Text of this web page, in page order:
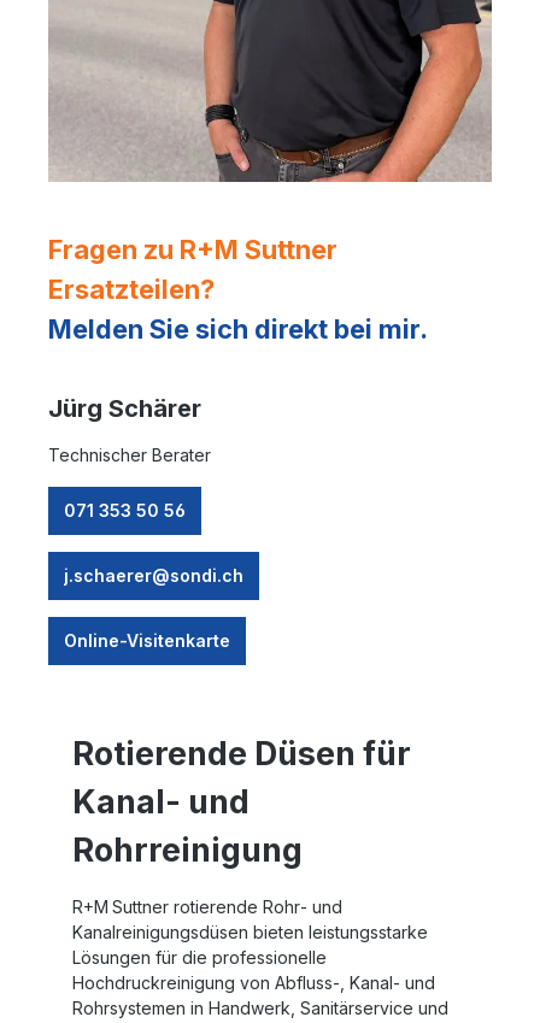
Fragen zu R+M Suttner
Ersatzteilen?
Melden Sie sich direkt bei mir.
Jürg Schärer
Technischer Berater
071 353 50 56
j.schaerer@sondi.ch
Online-Visitenkarte
Rotierende Düsen für
Kanal- und
Rohrreinigung
R+M Suttner rotierende Rohr‑ und
Kanalreinigungsdüsen bieten leistungsstarke
Lösungen für die professionelle
Hochdruckreinigung von Abfluss‑, Kanal‑ und
Rohrsystemen in Handwerk, Sanitärservice und